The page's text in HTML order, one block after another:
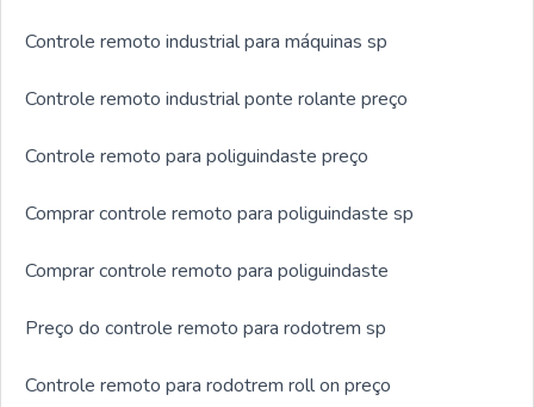
Controle remoto industrial para máquinas sp
Controle remoto industrial ponte rolante preço
Controle remoto para poliguindaste preço
Comprar controle remoto para poliguindaste sp
Comprar controle remoto para poliguindaste
Preço do controle remoto para rodotrem sp
Controle remoto para rodotrem roll on preço